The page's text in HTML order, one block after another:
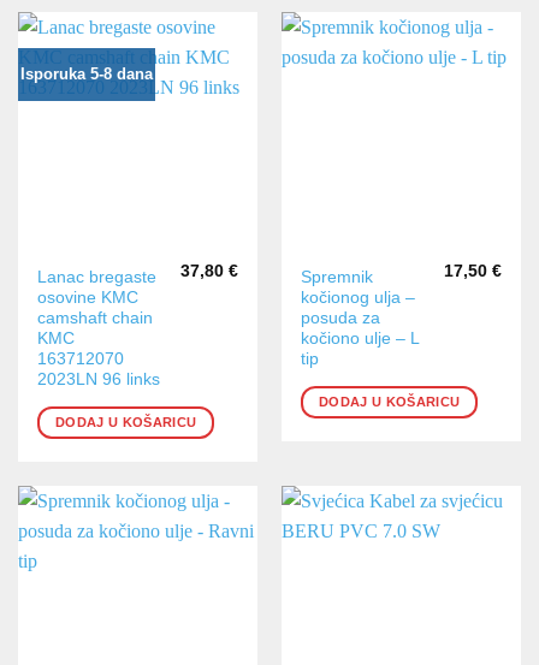
Isporuka 5-8 dana
Lanac bregaste
osovine KMC
camshaft chain
KMC
163712070
2023LN 96 links
37,80 €
DODAJ U KOŠARICU
Spremnik
kočionog ulja –
posuda za
kočiono ulje – L
tip
17,50 €
DODAJ U KOŠARICU